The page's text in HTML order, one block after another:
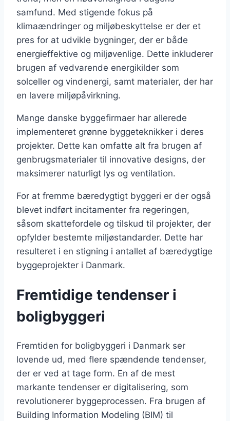
samfund. Med stigende fokus på
klimaændringer og miljøbeskyttelse er der et
pres for at udvikle bygninger, der er både
energieffektive og miljøvenlige. Dette inkluderer
brugen af vedvarende energikilder som
solceller og vindenergi, samt materialer, der har
en lavere miljøpåvirkning.
Mange danske byggefirmaer har allerede
implementeret grønne byggeteknikker i deres
projekter. Dette kan omfatte alt fra brugen af
genbrugsmaterialer til innovative designs, der
maksimerer naturligt lys og ventilation.
For at fremme bæredygtigt byggeri er der også
blevet indført incitamenter fra regeringen,
såsom skattefordele og tilskud til projekter, der
opfylder bestemte miljøstandarder. Dette har
resulteret i en stigning i antallet af bæredygtige
byggeprojekter i Danmark.
Fremtidige tendenser i
boligbyggeri
Fremtiden for boligbyggeri i Danmark ser
lovende ud, med flere spændende tendenser,
der er ved at tage form. En af de mest
markante tendenser er digitalisering, som
revolutionerer byggeprocessen. Fra brugen af
Building Information Modeling (BIM) til